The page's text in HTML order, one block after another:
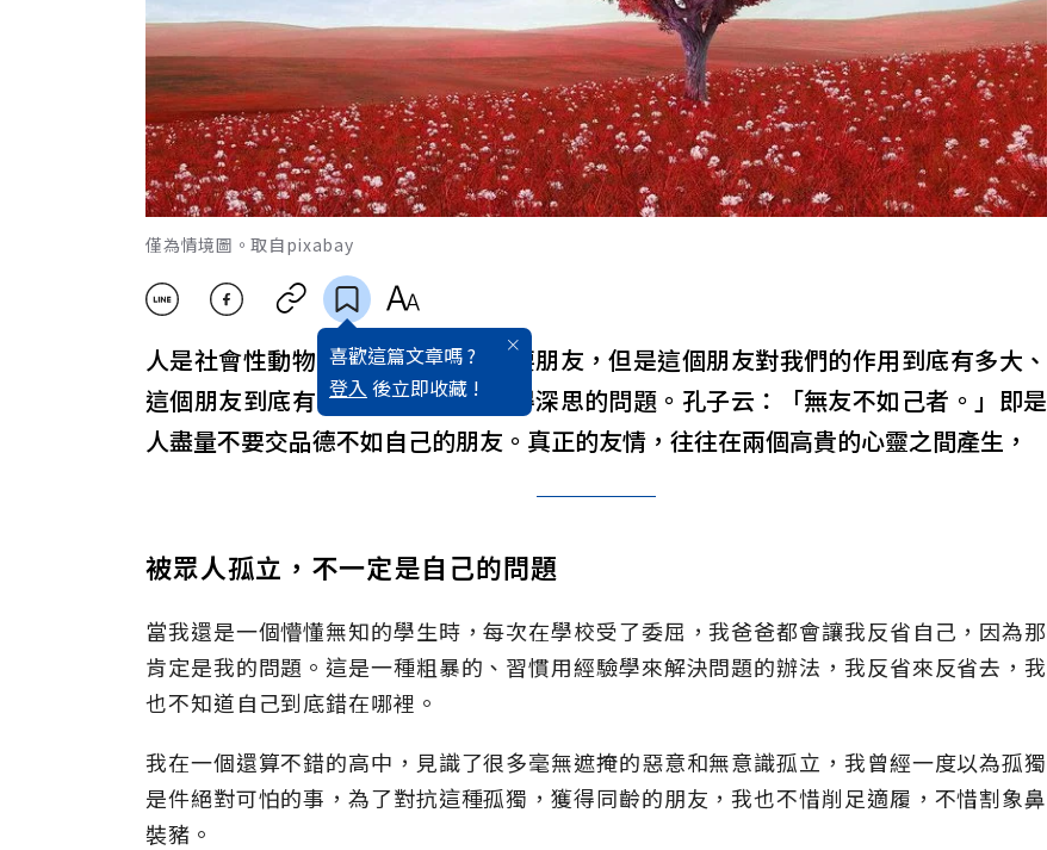
僅為情境圖。取自pixabay
喜歡這篇文章嗎 ?
登入 後立即收藏 !
人是社會性動物，我們每個人都需要朋友，但是這個朋友對我們的作用到底有多大、
這個朋友到底有多必要，是一個值得深思的問題。孔子云：「無友不如己者。」即是
人盡量不要交品德不如自己的朋友。真正的友情，往往在兩個高貴的心靈之間產生，
被眾人孤立，不一定是自己的問題
當我還是一個懵懂無知的學生時，每次在學校受了委屈，我爸爸都會讓我反省自己，因為那
肯定是我的問題。這是一種粗暴的、習慣用經驗學來解決問題的辦法，我反省來反省去，我
也不知道自己到底錯在哪裡。
我在一個還算不錯的高中，見識了很多毫無遮掩的惡意和無意識孤立，我曾經一度以為孤獨
是件絕對可怕的事，為了對抗這種孤獨，獲得同齡的朋友，我也不惜削足適履，不惜割象鼻
裝豬。